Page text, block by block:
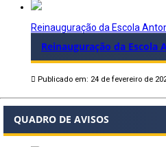
Reinauguração da Escola
Reinauguração da Escola
Publicado em: 24 de fevereiro de
QUADRO DE AVISOS